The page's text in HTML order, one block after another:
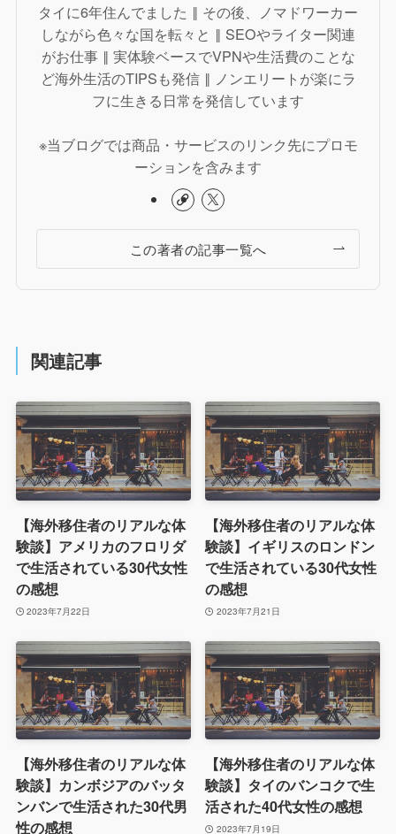
タイに6年住んでました ‖ その後、ノマドワーカー
しながら色々な国を転々と ‖ SEOやライター関連
がお仕事 ‖ 実体験ベースでVPNや生活費のことな
ど海外生活のTIPSも発信 ‖ ノンエリートが楽にラ
フに生きる日常を発信しています
※当ブログでは商品・サービスのリンク先にプロモ
ーションを含みます
この著者の記事一覧へ
関連記事
【海外移住者のリアルな体
験談】アメリカのフロリダ
で生活されている30代女性
の感想
2023年7月22日
【海外移住者のリアルな体
験談】イギリスのロンドン
で生活されている30代女性
の感想
2023年7月21日
【海外移住者のリアルな体
験談】カンボジアのバッタ
ンバンで生活された30代男
性の感想
【海外移住者のリアルな体
験談】タイのバンコクで生
活された40代女性の感想
2023年7月19日